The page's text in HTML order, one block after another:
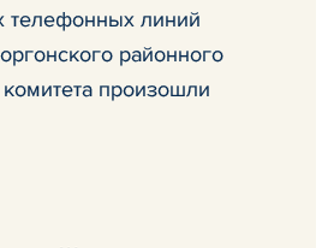
телефонных линий
районного
произошли